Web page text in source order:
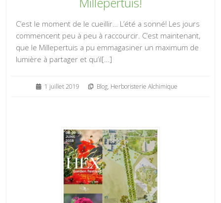
C’est le moment de le cueillir… L’été a sonné! Les jours
commencent peu à peu à raccourcir. C’est maintenant,
que le Millepertuis a pu emmagasiner un maximum de
lumière à partager et qu’il[…]
1 juillet 2019 Blog, Herboristerie Alchimique